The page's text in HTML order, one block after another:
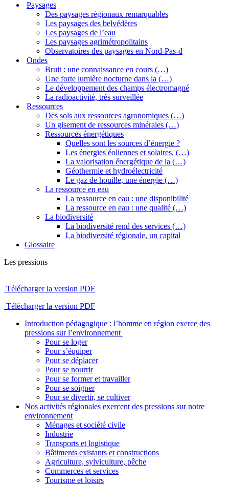
Paysages
Des paysages régionaux remarquables
Les paysages des belvédères
Les paysages de l’eau
Les paysages agrimétropolitains
Observatoires des paysages en Nord-Pas-d
Ondes
Bruit : une connaissance en cours (…)
Une forte lumière nocturne dans la (…)
Le développement des champs électromagné
La radioactivité, très surveillée
Ressources
Des sols aux ressources agronomiques (…)
Un gisement de ressources minérales (…)
Ressources énergétiques
Quelles sont les sources d’énergie ?
Les énergies éoliennes et solaires, (…)
La valorisation énergétique de la (…)
Géothermie et hydroélectricité
Le gaz de houille, une énergie (…)
La ressource en eau
La ressource en eau : une disponibilité
La ressource en eau : une qualité (…)
La biodiversité
La biodiversité rend des services (…)
La biodiversité régionale, un capital
Glossaire
Les pressions
Télécharger la version PDF
Télécharger la version PDF
Introduction pédagogique : l’homme en région exerce des
pressions sur l’environnement
Pour se loger
Pour s’équiper
Pour se déplacer
Pour se nourrir
Pour se former et travailler
Pour se soigner
Pour se divertir, se cultiver
Nos activités régionales exercent des pressions sur notre
environnement
Ménages et société civile
Industrie
Transports et logistique
Bâtiments existants et constructions
Agriculture, sylviculture, pêche
Commerces et services
Tourisme et loisirs